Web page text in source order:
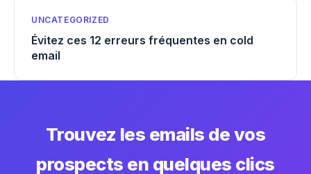
UNCATEGORIZED
Évitez ces 12 erreurs fréquentes en cold
email
Trouvez les emails de vos
prospects en quelques clics